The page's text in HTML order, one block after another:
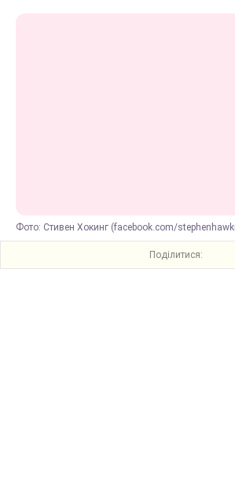
Фото: Стивен Хокинг (facebook.com/
Поділитися: